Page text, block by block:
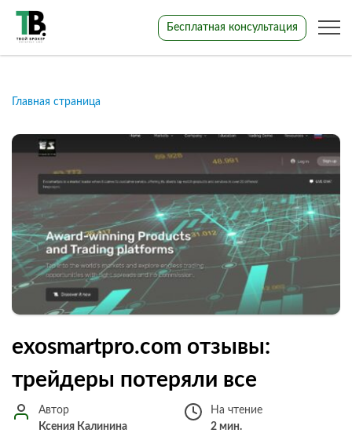
Бесплатная консультация
Главная страница
exosmartpro.com отзывы:
трейдеры потеряли все
Автор
Ксения Калинина
На чтение
2 мин.